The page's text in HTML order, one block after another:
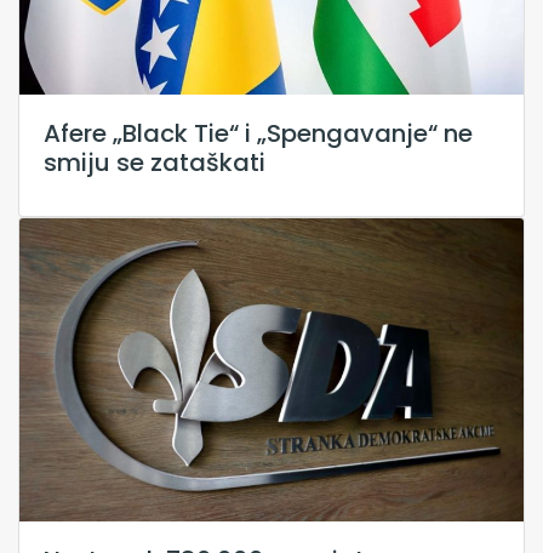
Afere „Black Tie“ i „Spengavanje“ ne
smiju se zataškati